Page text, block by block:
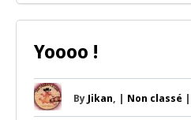
Yoooo !
By Jikan , | Non classé |